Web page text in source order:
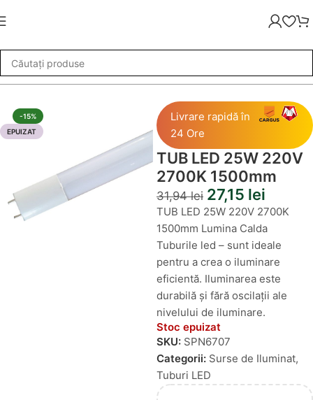
Iluminat»Tuburi LED»TUB LED 25W 220V 2700K 1500mm
-15%
EPUIZAT
Livrare rapidă în
24 Ore
TUB LED 25W 220V
2700K 1500mm
31,94lei 27,15 lei
TUB LED 25W 220V 2700K
1500mm Lumina Calda
Tuburile led – sunt ideale
pentru a crea o iluminare
eficientă. Iluminarea este
durabilă și fără oscilații ale
nivelului de iluminare.
Stoc epuizat
SKU: SPN6707
Categorii: Surse de Iluminat,
Tuburi LED